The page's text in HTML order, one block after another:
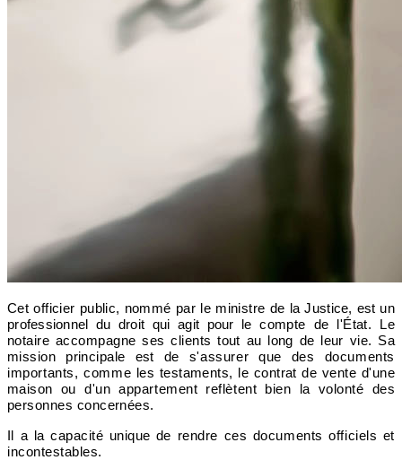
Cet officier public, nommé par le ministre de laJustice, est un
professionnel du droit qui agit pour lecompte de l'État. Le
notaire accompagne ses clients tout au long de leur vie. Sa
mission principale est de s'assurer que des documents
importants, comme les testaments, le contrat de vente d'une
maison ou d'un appartement reflètent bien la volonté des
personnes concernées.
Il a la capacité unique de rendre ces documents officiels et
incontestables.